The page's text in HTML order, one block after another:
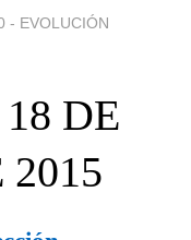
- EVOLUCIÓN
DE
2015